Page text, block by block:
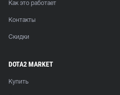
Как это работает
Контакты
Скидки
DOTA2 MARKET
Купить